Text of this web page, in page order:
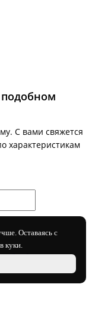
Оставаясь с
куки.
С вами свяжется
характеристикам
обработку своих